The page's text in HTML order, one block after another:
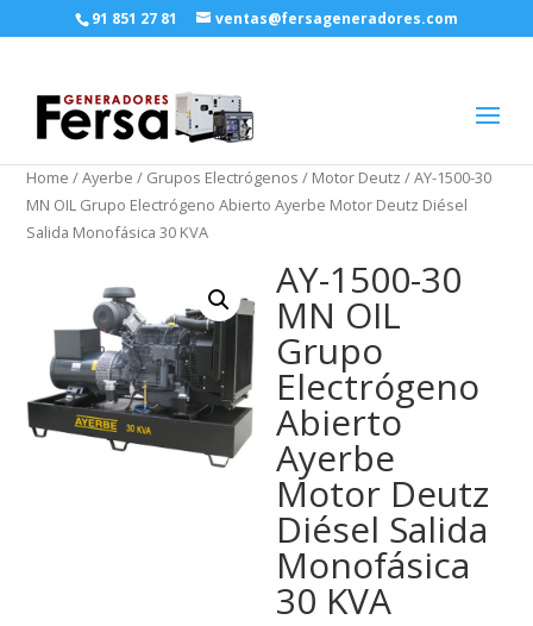
91 851 27 81 ventas@fersageneradores.com
Home /Ayerbe / Grupos Electrógenos / Motor Deutz / AY-1500-30
MN OIL Grupo Electrógeno Abierto Ayerbe Motor Deutz Diésel
Salida Monofásica 30 KVA
AY-1500-30
MN OIL
Grupo
Electrógeno
Abierto
Ayerbe
Motor Deutz
Diésel Salida
Monofásica
30 KVA